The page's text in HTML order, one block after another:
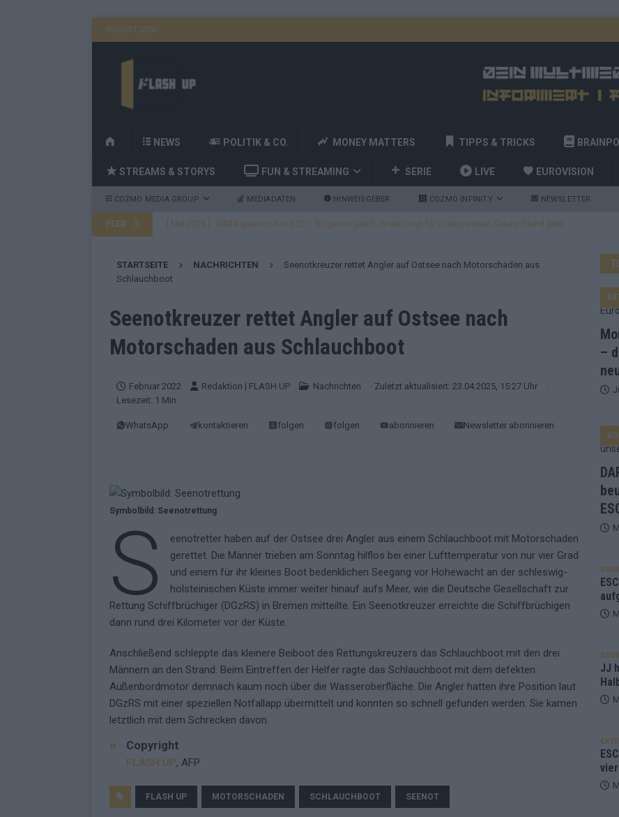
AUGUST 2026
H
M
E
NEWS POLITIK & CO. MONEY MATTERS TIPPS & TRICKS
STREAMS & STORYS FUN & STREAMING SERIE LIVE EUROVISION
COZMO MEDIA GROUP MEDIADATEN HINWEISGEBER COZMO INFINITY NEWSLETTER
FEED [ Mai 2026 ] DARA gewinnt den ESC – Bulgarien jubelt, Israel sorgt für Diskussionen, Deutschland geht
[ Mai 2026 ] JJ, Lordi, Verka Serduchka und Billy Joel – das ESC-Finale wird eine Party EUROVISION
EUROVISION
[ Mai 2026 ] ESC-Finale morgen: Finnland Favorit, Australien aufgestiegen – alle 25 Acts im Kurzcheck
[ Mai 2026 ] „Douze Points“ – wie eine Zahl zur Ikone wurde: 70 Jahre ESC-Wertungsgeschichte!
[ Mai 2026 ] ESC-Halbfinale 2: Das sagen die Wettquoten – vier sicher, sechs zittern, einer chancenlos!
[ Juni 2026 ] Monaco, Sallys Café, Westernbrauerei – der Europa-Park 2026 macht vieles neu EXTRA
DARA gewinnt verdient, Israel beunruhigend – unser Kommentar zum ESC 2026
KOMMENTAR
STARTSEITE NACHRICHTEN
Seenotkreuzer rettet Angler auf Ostsee nach Motorschaden aus
Schlauchboot
Seenotkreuzer rettet Angler auf Ostsee nach
Motorschaden aus Schlauchboot
Februar 2022 Redaktion | FLASH UP Nachrichten · Zuletzt aktualisiert: 23.04.2025, 15:27 Uhr
·
Lesezeit: 1 Min.
WhatsApp kontaktieren folgen folgen abonnieren Newsletter abonnieren
Symbolbild: Seenotrettung
S
eenotretter haben auf der Ostsee drei Angler aus einem Schlauchboot mit Motorschaden
gerettet. Die Männer trieben am Sonntag hilflos bei einer Lufttemperatur von nur vier Grad
und einem für ihr kleines Boot bedenklichen Seegang vor Hohewacht an der schleswig-
holsteinischen Küste immer weiter hinauf aufs Meer, wie die Deutsche Gesellschaft zur
Rettung Schiffbrüchiger (DGzRS) in Bremen mitteilte. Ein Seenotkreuzer erreichte die Schiffbrüchigen
dann rund drei Kilometer vor der Küste.
Anschließend schleppte das kleinere Beiboot des Rettungskreuzers das Schlauchboot mit den drei
Männern an den Strand. Beim Eintreffen der Helfer ragte das Schlauchboot mit dem defekten
Außenbordmotor demnach kaum noch über die Wasseroberfläche. Die Angler hatten ihre Position laut
DGzRS mit einer speziellen Notfallapp übermittelt und konnten so schnell gefunden werden. Sie kamen
letztlich mit dem Schrecken davon.
Copyright
FLASH UP, AFP
FLASH UP MOTORSCHADEN SCHLAUCHBOOT SEENOT
–
JJ